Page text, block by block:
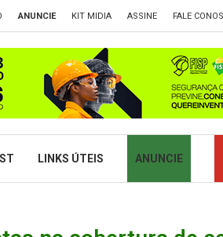
ANUNCIE KIT MIDIA ASSINE FALE
LINKS ÚTEIS ANUNCIE